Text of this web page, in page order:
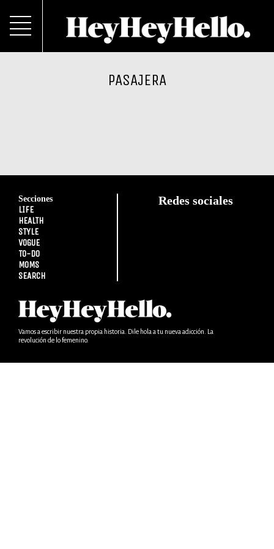
PASAJERA
Secciones
LIFE
HEALTH
STYLE
VOGUE
TO-DO
MOMS
SEARCH
Redes sociales
Vamos a escribir nuestra propia historia. Dile hola a tu nueva adicción. La
revolución de lo femenino.